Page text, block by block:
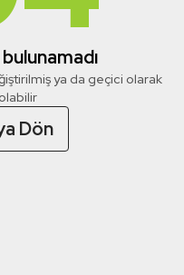
ya da geçici olarak
olabilir
Dön